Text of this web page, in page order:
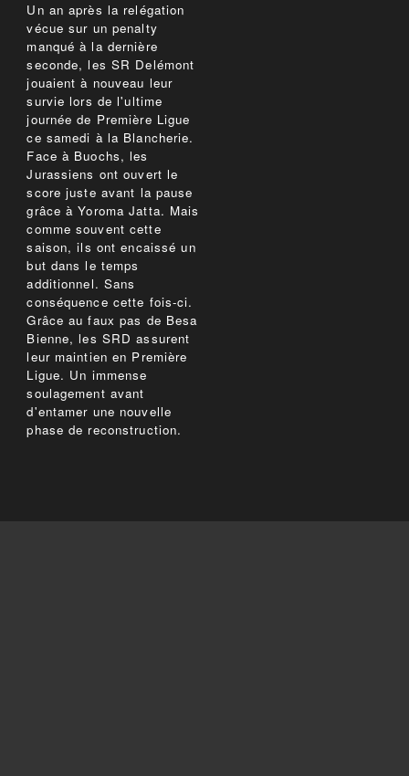
Un an après la relégation
vécue sur un penalty
manqué à la dernière
seconde, les SR Delémont
jouaient à nouveau leur
survie lors de l'ultime
journée de Première Ligue
ce samedi à la Blancherie.
Face à Buochs, les
Jurassiens ont ouvert le
score juste avant la pause
grâce à Yoroma Jatta. Mais
comme souvent cette
saison, ils ont encaissé un
but dans le temps
additionnel. Sans
conséquence cette fois-ci.
Grâce au faux pas de Besa
Bienne, les SRD assurent
leur maintien en Première
Ligue. Un immense
soulagement avant
d'entamer une nouvelle
phase de reconstruction.